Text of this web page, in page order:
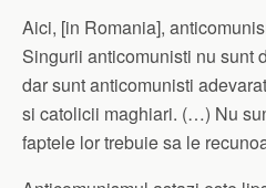
Aici, [in Romania],
Singurii anticomunisti nu sunt
dar sunt anticomunisti
si catolicii maghiari. (…) Nu
faptele lor trebuie sa le